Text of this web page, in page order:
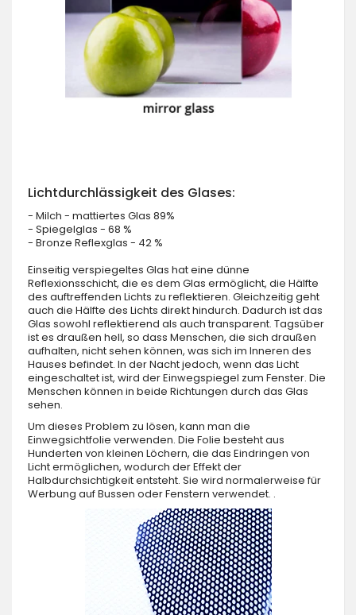
Lichtdurchlässigkeit des Glases:
- Milch - mattiertes Glas 89%
- Spiegelglas - 68 %
- Bronze Reflexglas - 42 %
Einseitig verspiegeltes Glas hat eine dünne
Reflexionsschicht, die es dem Glas ermöglicht, die Hälfte
des auftreffenden Lichts zu reflektieren. Gleichzeitig geht
auch die Hälfte des Lichts direkt hindurch. Dadurch ist das
Glas sowohl reflektierend als auch transparent. Tagsüber
ist es draußen hell, so dass Menschen, die sich draußen
aufhalten, nicht sehen können, was sich im Inneren des
Hauses befindet. In der Nacht jedoch, wenn das Licht
eingeschaltet ist, wird der Einwegspiegel zum Fenster. Die
Menschen können in beide Richtungen durch das Glas
sehen.
Um dieses Problem zu lösen, kann man die
Einwegsichtfolie verwenden. Die Folie besteht aus
Hunderten von kleinen Löchern, die das Eindringen von
Licht ermöglichen, wodurch der Effekt der
Halbdurchsichtigkeit entsteht. Sie wird normalerweise für
Werbung auf Bussen oder Fenstern verwendet. .